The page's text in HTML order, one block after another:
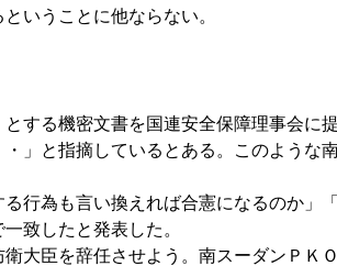
いうことに他ならない。
する機密文書を国連安全保障理事会に
」と指摘しているとある。このような
行為も言い換えれば合憲になるのか」
致したと発表した。
大臣を辞任させよう。南スーダンＰＫ